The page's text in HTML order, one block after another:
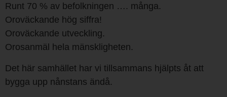
Runt 70 % av befolkningen …. många.
Oroväckande hög siffra!
Oroväckande utveckling.
Orosanmäl hela mänskligheten.
Det här samhället har vi tillsammans hjälpts åt att
bygga upp nånstans ändå.